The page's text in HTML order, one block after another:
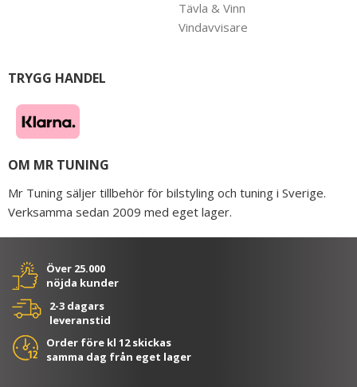
Tävla & Vinn
Vindavvisare
TRYGG HANDEL
OM MR TUNING
Mr Tuning säljer tillbehör för bilstyling och tuning i Sverige.
Verksamma sedan 2009 med eget lager.
Över 25.000
nöjda kunder
2-3 dagars
leveranstid
Order före kl 12 skickas
samma dag från eget lager